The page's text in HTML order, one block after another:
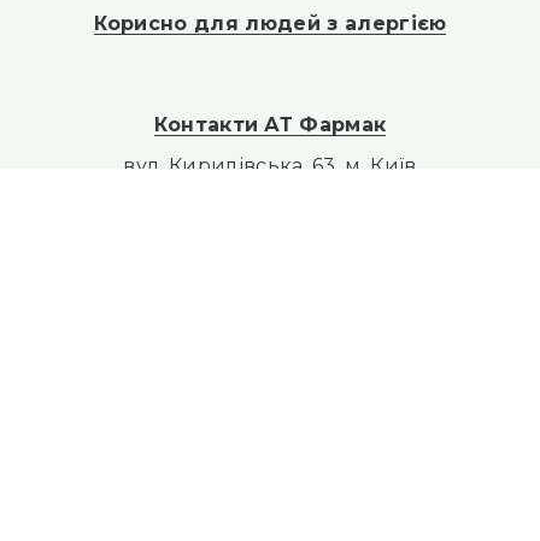
Корисно для людей з алергією
Контакти АТ Фармак
вул. Кирилівська, 63, м. Київ